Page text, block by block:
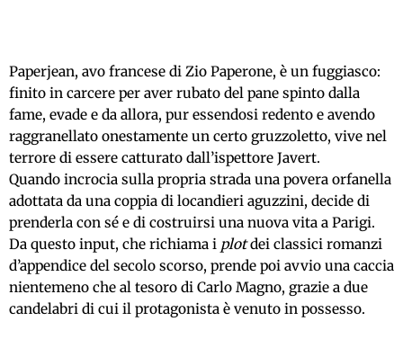
Paperjean, avo francese di Zio Paperone, è un fuggiasco:
finito in carcere per aver rubato del pane spinto dalla
fame, evade e da allora, pur essendosi redento e avendo
raggranellato onestamente un certo gruzzoletto, vive nel
terrore di essere catturato dall’ispettore Javert.
Quando incrocia sulla propria strada una povera orfanella
adottata da una coppia di locandieri aguzzini, decide di
prenderla con sé e di costruirsi una nuova vita a Parigi.
Da questo input, che richiama i plotdei classici romanzi
d’appendice del secolo scorso, prende poi avvio una caccia
nientemeno che al tesoro di Carlo Magno, grazie a due
candelabri di cui il protagonista è venuto in possesso.